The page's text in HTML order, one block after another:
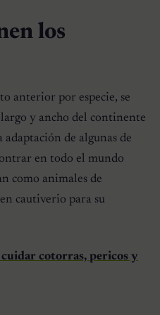
los
anterior por especie, se
y ancho del continente
de algunas de
en todo el mundo
como animales de
cautiverio para su
cuidar cotorras, pericos y